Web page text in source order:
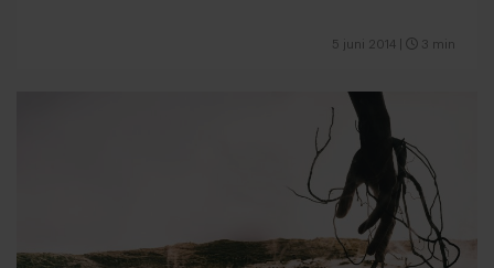
5 juni 2014 3 min